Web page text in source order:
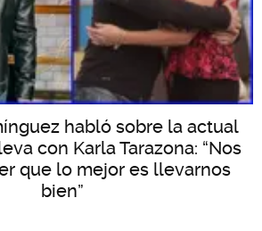
habló sobre la actual
con Karla Tarazona: “Nos
que lo mejor es llevarnos
bien”